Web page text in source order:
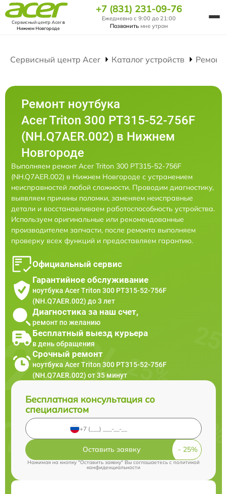
Сервисный центр Acerв
Нижнем Новгороде
+7 (831) 231-09-76
Ежедневно с 9:00 до 21:00
Позвонить мне утром
Сервисный центр Acer Каталог устройств Ремонт
Ремонт ноутбука
Acer Triton 300 PT315-52-756F
(NH.Q7AER.002) в Нижнем
Новгороде
Выполняем ремонт Acer Triton 300 PT315-52-756F
(NH.Q7AER.002) в Нижнем Новгороде с устранением
неисправностей любой сложности. Проводим диагностику,
выявляем причины поломки, заменяем неисправные
детали и восстанавливаем работоспособность устройства.
Используем оригинальные или рекомендованные
производителем запчасти, после ремонта выполняем
проверку всех функций и предоставляем гарантию.
Официальный сервис
Гарантийное обслуживание
ноутбука Acer Triton 300 PT315-52-756F
(NH.Q7AER.002) до 3 лет
Диагностика за наш счет,
ремонт по желанию
Бесплатный выезд курьера
в день обращения
Срочный ремонт
ноутбука Acer Triton 300 PT315-52-756F
(NH.Q7AER.002) от 35 минут
Бесплатная консультация со
специалистом
Оставить заявку
Нажимая на кнопку "Оставить заявку" Вы соглашаетесь cполитикой
конфиденциальности